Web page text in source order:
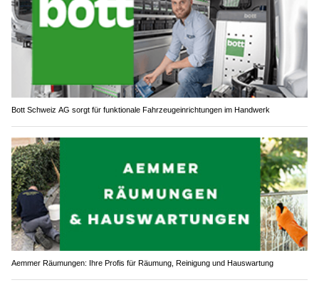
Bott Schweiz AG sorgt für funktionale Fahrzeugeinrichtungen im Handwerk
Aemmer Räumungen: Ihre Profis für Räumung, Reinigung und Hauswartung